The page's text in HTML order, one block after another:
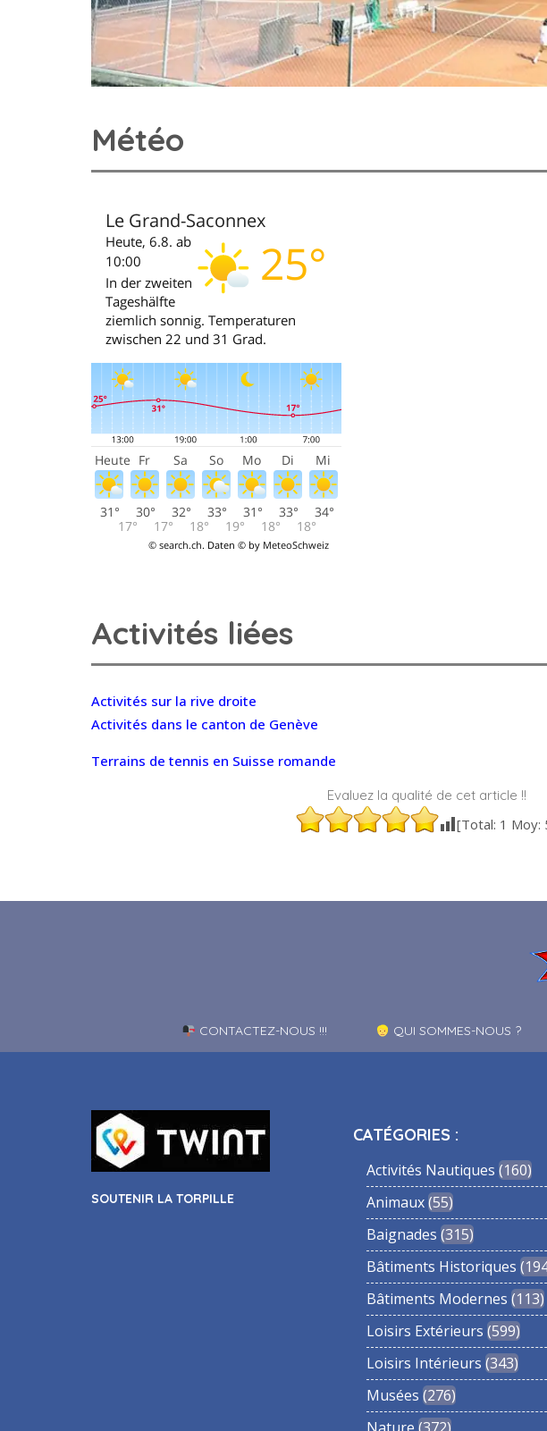
Météo
Activités liées
Activités sur la rive droite
Activités dans le canton de Genève
Terrains de tennis en Suisse romande
Evaluez la qualité de cet article !!
[Total: 1 Moy:
CONTACTEZ-NOUS !!! QUI SOMMES-NOUS ?
SOUTENIR LA TORPILLE
CATÉGORIES :
Activités Nautiques 160
Animaux 55
Baignades 315
Bâtiments Historiques
Bâtiments Modernes 113
Loisirs Extérieurs 599
Loisirs Intérieurs 343
Musées 276